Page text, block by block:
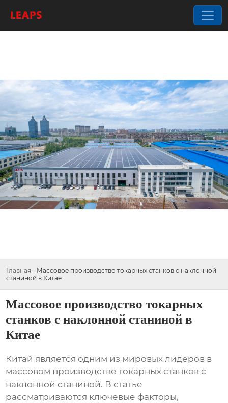
Главная - Массовое производство токарных станков с наклонной
станиной в Китае
Массовое производство токарных
станков с наклонной станиной в
Китае
Китай является одним из мировых лидеров в
массовом производстве токарных станков с
наклонной станиной. В статье
рассматриваются ключевые факторы,